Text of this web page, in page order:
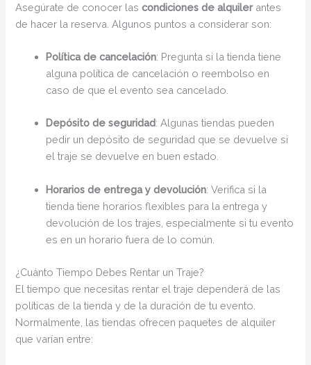
Asegúrate de conocer lascondiciones de alquilerantes
de hacer la reserva. Algunos puntos a considerar son:
Política de cancelación: Pregunta si la tienda tiene
alguna política de cancelación o reembolso en
caso de que el evento sea cancelado.
Depósito de seguridad: Algunas tiendas pueden
pedir un depósito de seguridad que se devuelve si
el traje se devuelve en buen estado.
Horarios de entrega y devolución: Verifica si la
tienda tiene horarios flexibles para la entrega y
devolución de los trajes, especialmente si tu evento
es en un horario fuera de lo común.
¿Cuánto Tiempo Debes Rentar un Traje?
El tiempo que necesitas rentar el traje dependerá de las
políticas de la tienda y de la duración de tu evento.
Normalmente, las tiendas ofrecen paquetes de alquiler
que varían entre: